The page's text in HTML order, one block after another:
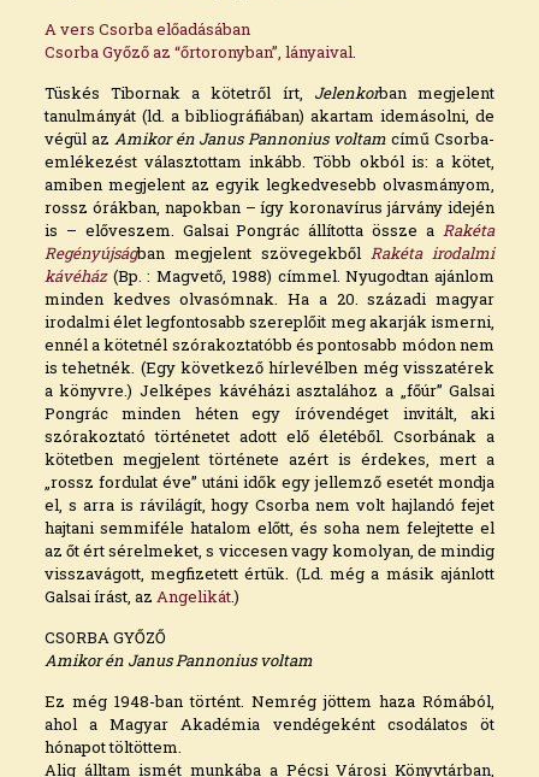
A vers Csorba előadásában
Csorba Győző az “őrtoronyban”, lányaival.
Tüskés Tibornak a kötetről írt, Jelenkorban megjelent
tanulmányát (ld. a bibliográfiában) akartam idemásolni, de
végül az Amikor én Janus Pannonius voltam című Csorba-
emlékezést választottam inkább. Több okból is: a kötet,
amiben megjelent az egyik legkedvesebb olvasmányom,
rossz órákban, napokban – így koronavírus járvány idején
is – előveszem. Galsai Pongrác állította össze aRakéta
Regényújságban megjelent szövegekbőlRakéta irodalmi
kávéház(Bp. : Magvető, 1988) címmel. Nyugodtan ajánlom
minden kedves olvasómnak. Ha a 20. századi magyar
irodalmi élet legfontosabb szereplőit meg akarják ismerni,
ennél a kötetnél szórakoztatóbb és pontosabb módon nem
is tehetnék. (Egy következő hírlevélben még visszatérek
a könyvre.) Jelképes kávéházi asztalához a „főúr” Galsai
Pongrác minden héten egy íróvendéget invitált, aki
szórakoztató történetet adott elő életéből. Csorbának a
kötetben megjelent története azért is érdekes, mert a
„rossz fordulat éve” utáni idők egy jellemző esetét mondja
el, s arra is rávilágít, hogy Csorba nem volt hajlandó fejet
hajtani semmiféle hatalom előtt, és soha nem felejtette el
az őt ért sérelmeket, s viccesen vagy komolyan, de mindig
visszavágott, megfizetett értük. (Ld. még a másik ajánlott
Galsai írást, az Angelikát.)
CSORBA GYŐZŐ
Amikor én Janus Pannonius voltam
Ez még 1948-ban történt. Nemrég jöttem haza Rómából,
ahol a Magyar Akadémia vendégeként csodálatos öt
hónapot töltöttem.
Alig álltam ismét munkába a Pécsi Városi Könyvtárban,